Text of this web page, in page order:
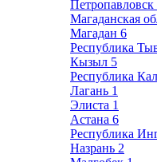
Петропавловск
Магаданская
Магадан 6
Республика
Кызыл 5
Республика
Лагань 1
Элиста 1
Астана 6
Республика
Назрань 2